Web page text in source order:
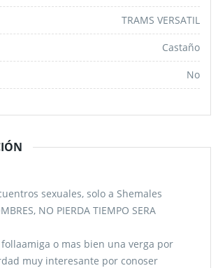
TRAMS VERSATIL
Castaño
No
sexuales, solo a Shemales
NO PIERDA TIEMPO SERA
o mas bien una verga por
muy interesante por conoser